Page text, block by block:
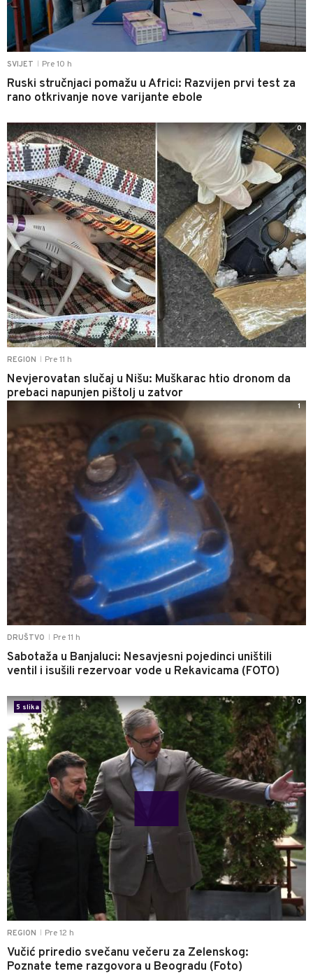
SVIJET Pre 10 h
Ruski stručnjaci pomažu u Africi: Razvijen prvi test za
rano otkrivanje nove varijante ebole
REGION Pre 11 h
Nevjerovatan slučaj u Nišu: Muškarac htio dronom da
prebaci napunjen pištolj u zatvor
0
DRUŠTVO Pre 11 h
Sabotaža u Banjaluci: Nesavjesni pojedinci uništili
ventil i isušili rezervoar vode u Rekavicama (FOTO)
1
REGION Pre 12 h
Vučić priredio svečanu večeru za Zelenskog:
Poznate teme razgovora u Beogradu (Foto)
5 slika
0